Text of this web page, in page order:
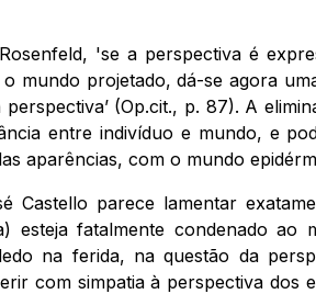
'se a perspectiva é
mundo projetado, dá-se agora
perspectiva’ (Op.cit., p. 87). A
entre indivíduo e mundo, e
aparências, com o mundo
Castello parece lamentar
esteja fatalmente condenado
na ferida, na questão da
com simpatia à perspectiva dos